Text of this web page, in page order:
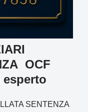
OCF
esperto
SENTENZA